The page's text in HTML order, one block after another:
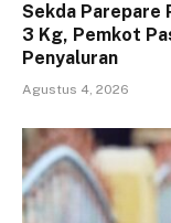
Sekda Parepare
3 Kg, Pemkot
Penyaluran
Agustus 4, 2026